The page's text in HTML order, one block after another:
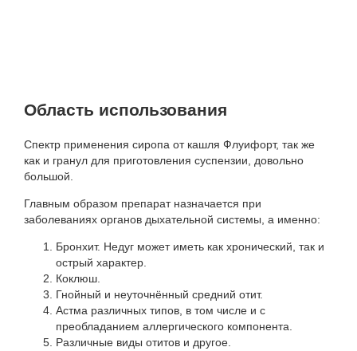
Область использования
Спектр применения сиропа от кашля Флуифорт, так же
как и гранул для приготовления суспензии, довольно
большой.
Главным образом препарат назначается при
заболеваниях органов дыхательной системы, а именно:
Бронхит. Недуг может иметь как хронический, так и
острый характер.
Коклюш.
Гнойный и неуточнённый средний отит.
Астма различных типов, в том числе и с
преобладанием аллергического компонента.
Различные виды отитов и другое.